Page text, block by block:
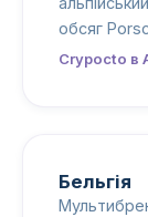
обсяг
Crypocto в
Бельгія